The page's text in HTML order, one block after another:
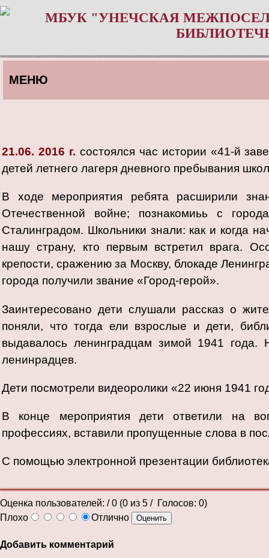
МБУК "УНЕЧСКАЯ
МЕНЮ
21.06. 2016 г. состоялся час истории «41-й
детей летнего лагеря дневного пребывания
В ходе мероприятия ребята расширили
Отечественной войне; познакомиьь с
Сталинградом. Школьники знали: как и когда
нашу страну, кто первым встретил врага.
крепости, сражению за Москву, блокаде
города получили звание «Город-герой».
Заинтересовано дети слушали рассказ о
поняли, что тогда ели взрослые и дети,
выдавалось ленинградцам зимой 1941 года.
ленинрадцев.
Дети посмотрели видеоролики «22 июня 1941
В конце мероприятия дети ответили на
профессиях, вставили пропущенные слова в
С помощью электронной презентации
Оценка пользователей: / 0 (0 из 5 / Голосов: 0)
Плохо
Отлично
Добавить комментарий